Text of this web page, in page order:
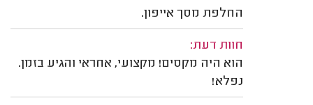
החלפת מסך אייפון.
חוות דעת:
הוא היה מקסים! מקצועי, אחראי והגיע בזמן.
נפלא!